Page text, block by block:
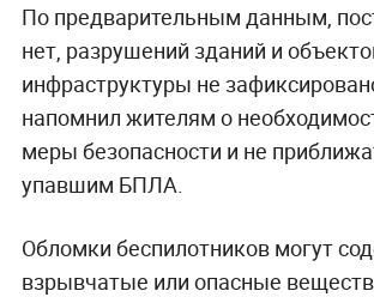
По предварительным данным,
нет, разрушений зданий и
инфраструктуры не
напомнил жителям о
меры безопасности и не
упавшим БПЛА.
Обломки беспилотников могут
взрывчатые или опасные